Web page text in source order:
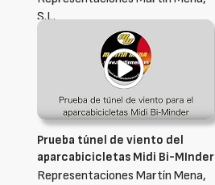
S.L.
Prueba túnel de viento del
aparcabicicletas Midi Bi-MInder
Representaciones Martín Mena,